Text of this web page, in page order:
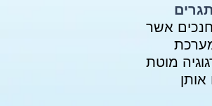
אשר
משמעותית، פריצת גבולות הכיתה، מיומנויות הלומד במאה ה 21، פדגוגיה מוטת
אותן